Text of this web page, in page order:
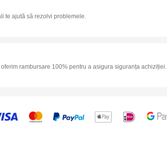
te ajută să rezolvi problemele.
rambursare 100% pentru a asigura siguranța achiziției.